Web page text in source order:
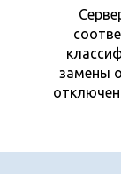
замены